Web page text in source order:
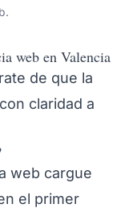
web en Valencia
de que la
claridad a
web cargue
el primer